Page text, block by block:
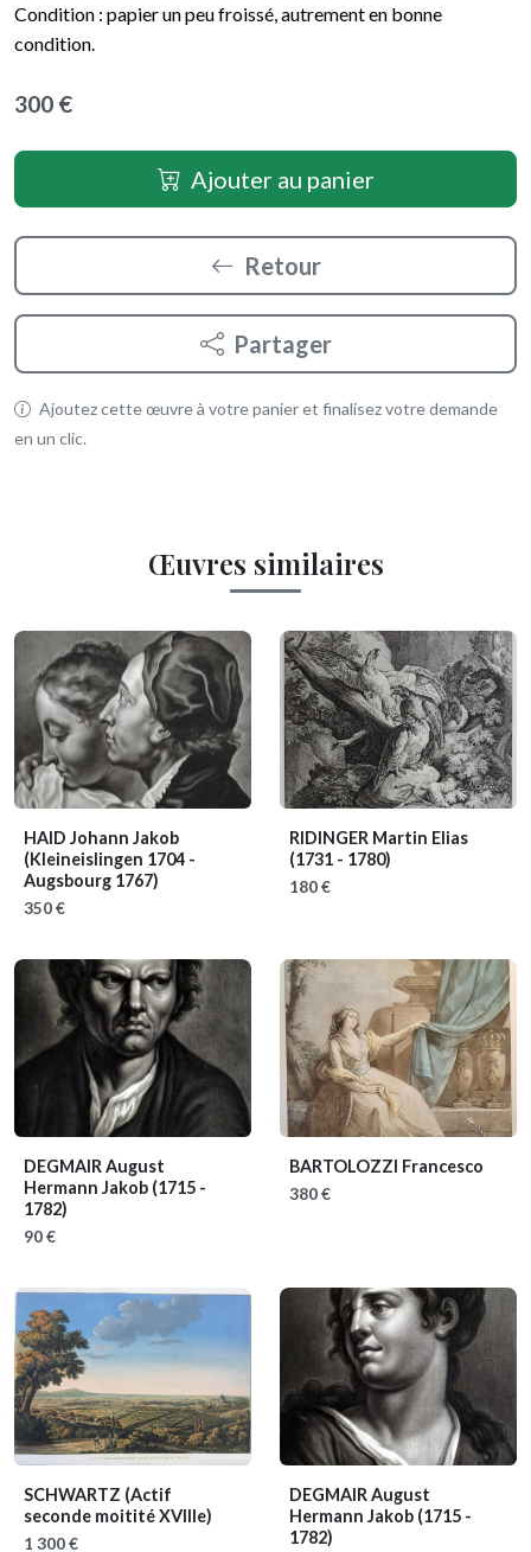
Condition : papier un peu froissé, autrement en bonne
condition.
300 €
Ajouter au panier
Retour
Partager
Ajoutez cette œuvre à votre panier et finalisez votre demande
en un clic.
Œuvres similaires
HAID Johann Jakob
(Kleineislingen 1704 -
Augsbourg 1767)
350 €
RIDINGER Martin Elias
(1731 - 1780)
180 €
DEGMAIR August
Hermann Jakob (1715 -
1782)
90 €
BARTOLOZZI Francesco
380 €
SCHWARTZ (Actif
seconde moitité XVIIIe)
1 300 €
DEGMAIR August
Hermann Jakob (1715 -
1782)